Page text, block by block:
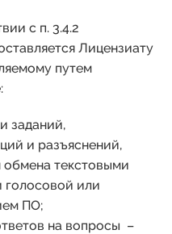
с п. 3.4.2
Лицензиату
путем
заданий,
и разъяснений,
текстовыми
или
ПО;
на вопросы –